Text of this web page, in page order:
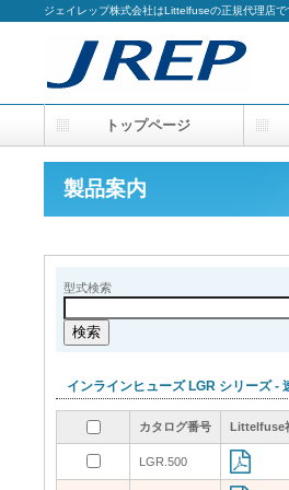
ジェイレップ株式会社はLittelfuseの正規代理店で
製品案内
型式検索
インラインヒューズ LGR シリーズ -
カタログ番号 Littelfuse
カタログ番号 Littelfuse
カタログ番号 Littelfuse
LGR.500
カタログ番号 Littelfuse
LGR.500
トップページ